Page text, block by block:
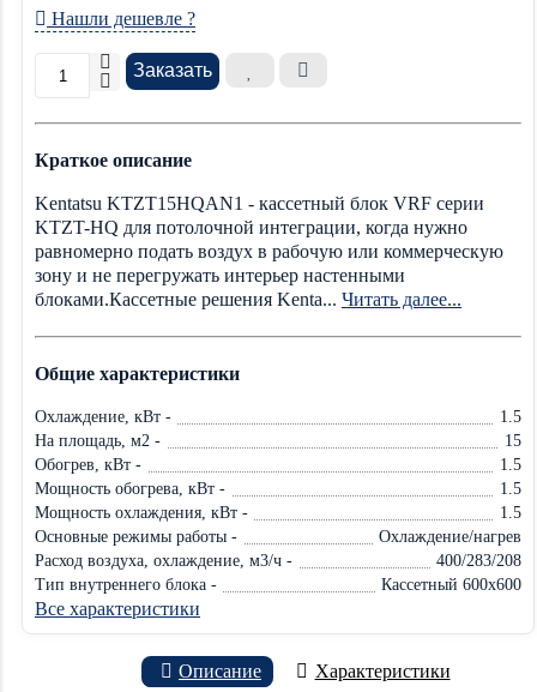
Нашли дешевле ?
Заказать
Краткое описание
Kentatsu KTZT15HQAN1 - кассетный блок VRF серии
KTZT-HQ для потолочной интеграции, когда нужно
равномерно подать воздух в рабочую или коммерческую
зону и не перегружать интерьер настенными
блоками.Кассетные решения Kenta... Читать далее...
Общие характеристики
Охлаждение, кВт -
1.5
На площадь, м2 -
15
Обогрев, кВт -
1.5
Мощность обогрева, кВт -
1.5
Мощность охлаждения, кВт -
1.5
Основные режимы работы -
Охлаждение/нагрев
Расход воздуха, охлаждение, м3/ч -
400/283/208
Тип внутреннего блока -
Кассетный 600х600
Все характеристики
Описание
Характеристики